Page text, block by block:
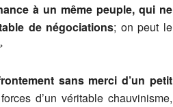
à un même peuple, qui ne
de négociations; on peut le
sans merci d’un petit
d’un véritable chauvinisme,